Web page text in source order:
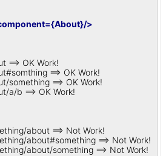
>
==> OK Work!
==> OK Work!
something ==> OK Work!
a/b ==> OK Work!
about ==> Not Work!
about#something ==> Not Work!
about/something ==> Not Work!